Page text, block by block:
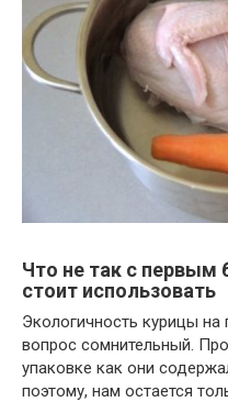
Что не так с первым
стоит использовать
Экологичность курицы на
вопрос сомнительный.
упаковке как они
поэтому, нам остается